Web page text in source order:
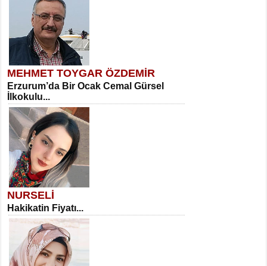
MEHMET TOYGAR ÖZDEMİR
Erzurum’da Bir Ocak Cemal Gürsel
İlkokulu...
NURSELİ
Hakikatin Fiyatı...